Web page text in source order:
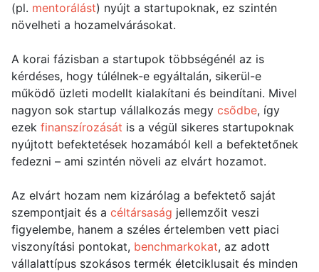
(pl. mentorálást) nyújt a startupoknak, ez szintén
növelheti a hozamelvárásokat.
A korai fázisban a startupok többségénél az is
kérdéses, hogy túlélnek-e egyáltalán, sikerül-e
működő üzleti modellt kialakítani és beindítani. Mivel
nagyon sok startup vállalkozás megy csődbe, így
ezek finanszírozását is a végül sikeres startupoknak
nyújtott befektetések hozamából kell a befektetőnek
fedezni – ami szintén növeli az elvárt hozamot.
Az elvárt hozam nem kizárólag a befektető saját
szempontjait és a céltársaság jellemzőit veszi
figyelembe, hanem a széles értelemben vett piaci
viszonyítási pontokat, benchmarkokat, az adott
vállalattípus szokásos termék életciklusait és minden